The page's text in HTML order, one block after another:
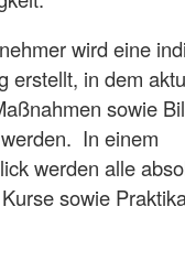
wird eine
erstellt, in dem
sowie
In einem
werden alle
sowie